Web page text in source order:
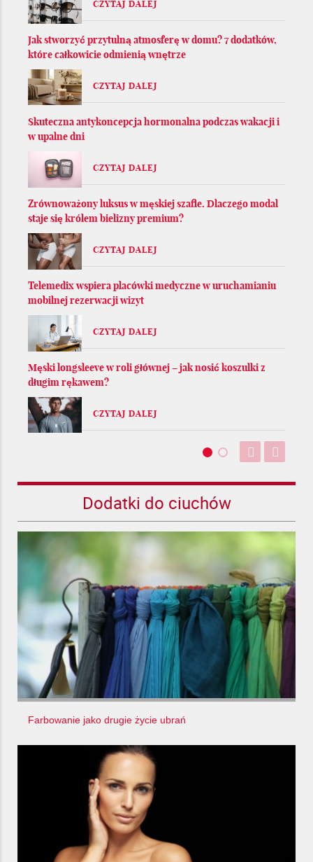
CZYTAJ DALEJ
Jak stworzyć przytulną atmosferę w domu? 7 dodatków,
które całkowicie odmienią wnętrze
CZYTAJ DALEJ
Skuteczna antykoncepcja hormonalna podczas wakacji i
w upalne dni
CZYTAJ DALEJ
Zrównoważony luksus w męskiej szafie. Dlaczego modal
staje się królem bielizny premium?
CZYTAJ DALEJ
Telemedix wspiera placówki medyczne w uruchamianiu
mobilnej rezerwacji wizyt
CZYTAJ DALEJ
Męski longsleeve w roli głównej – jak nosić koszulki z
długim rękawem?
CZYTAJ DALEJ
Dodatki do ciuchów
Farbowanie jako drugie życie ubrań